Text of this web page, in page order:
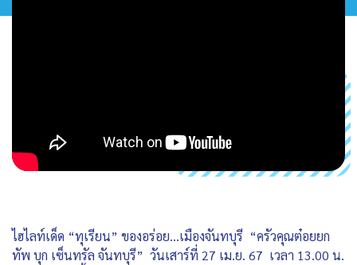
ไฮไลท์เด็ด “ทุเรียน” ของอร่อย…เมืองจันทบุรี “ครัวคุณต๋อยยก
ทัพ บุก เซ็นทรัล จันทบุรี” วันเสาร์ที่ 27 เม.ย. 67 เวลา 13.00 น.